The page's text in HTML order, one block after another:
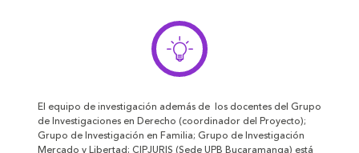
El equipo de investigación además de los docentes del Grupo
de Investigaciones en Derecho (coordinador del Proyecto);
Grupo de Investigación en Familia; Grupo de Investigación
Mercado y Libertad; CIPJURIS (Sede UPB Bucaramanga) está